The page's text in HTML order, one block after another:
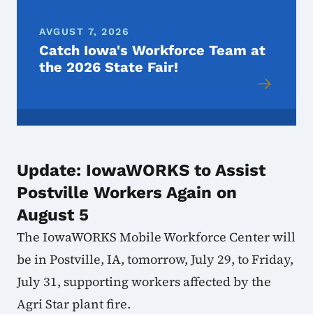
AVGUST 7, 2026
Catch Iowa's Workforce Team at
the 2026 State Fair!
Update: IowaWORKS to Assist
Postville Workers Again on
August 5
The IowaWORKS Mobile Workforce Center will
be in Postville, IA, tomorrow, July 29, to Friday,
July 31, supporting workers affected by the
Agri Star plant fire.